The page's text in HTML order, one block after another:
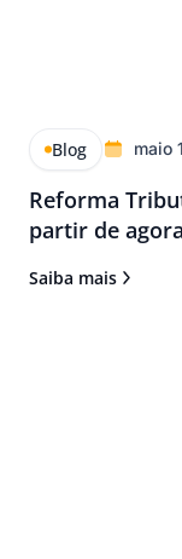
Blog maio
Reforma
partir de agora
Saiba mais